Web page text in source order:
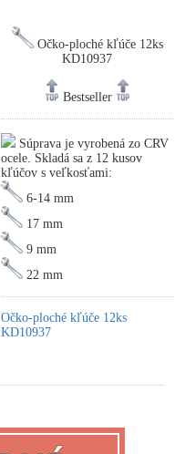
Očko-ploché kľúče 12ks
KD10937
Bestseller
Súprava je vyrobená zo CRV
ocele. Skladá sa z 12 kusov
kľúčov s veľkosťami:
6-14 mm
17 mm
9 mm
22 mm
Očko-ploché kľúče 12ks
KD10937